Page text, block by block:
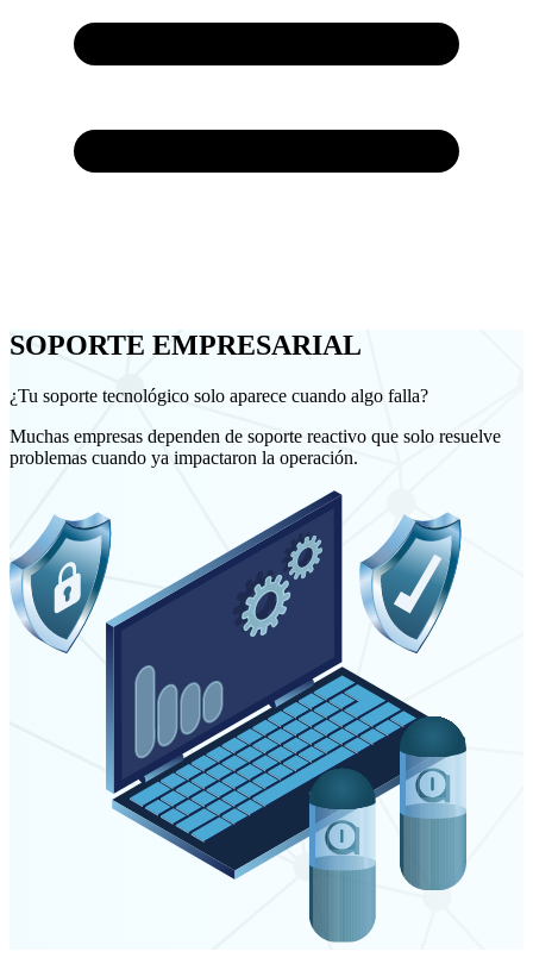
SOPORTE EMPRESARIAL
¿Tu soporte tecnológico solo aparece cuando algo falla?
Muchas empresas dependen de soporte reactivo que solo resuelve
problemas cuando ya impactaron la operación.